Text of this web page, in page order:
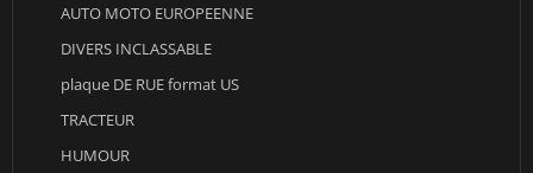
AUTO MOTO EUROPEENNE
DIVERS INCLASSABLE
plaque DE RUE format US
TRACTEUR
HUMOUR